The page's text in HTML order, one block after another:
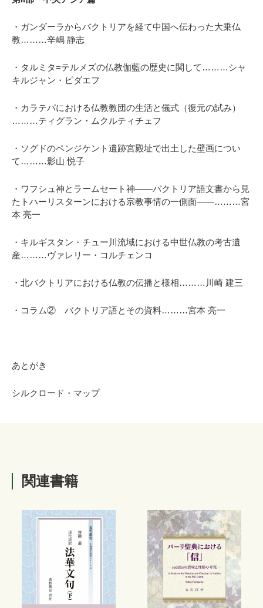
・ガンダーラからバクトリアを経て中国へ伝わった大乗仏
教………辛嶋 静志
・タルミタ=テルメズの仏教伽藍の歴史に関して………シャ
キルジャン・ピダエフ
・カラテパにおける仏教教団の生活と儀式（復元の試み）
………ティグラン・ムクルティチェフ
・ソグドのペンジケント遺跡宮殿址で出土した壁画につい
て………影山 悦子
・ワフシュ神とラームセート神――バクトリア語文書から見
たトハーリスターンにおける宗教事情の一側面――………宮
本 亮一
・キルギスタン・チュー川流域における中世仏教の考古遺
産………ヴァレリー・コルチェンコ
・北バクトリアにおける仏教の伝播と様相………川崎 建三
・コラム② バクトリア語とその資料………宮本 亮一
あとがき
シルクロード・マップ
関連書籍